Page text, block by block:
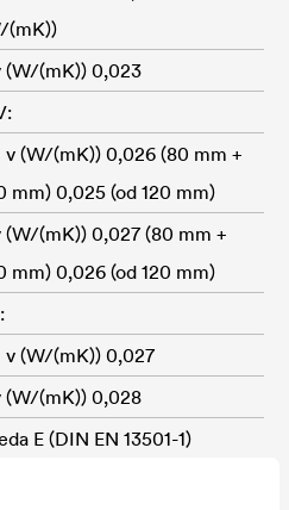
(mK))
(W/(mK)) 0,023
v (W/(mK)) 0,026 (80 mm +
mm) 0,025 (od 120 mm)
(W/(mK)) 0,027 (80 mm +
mm) 0,026 (od 120 mm)
v (W/(mK)) 0,027
(W/(mK)) 0,028
E (DIN EN 13501-1)